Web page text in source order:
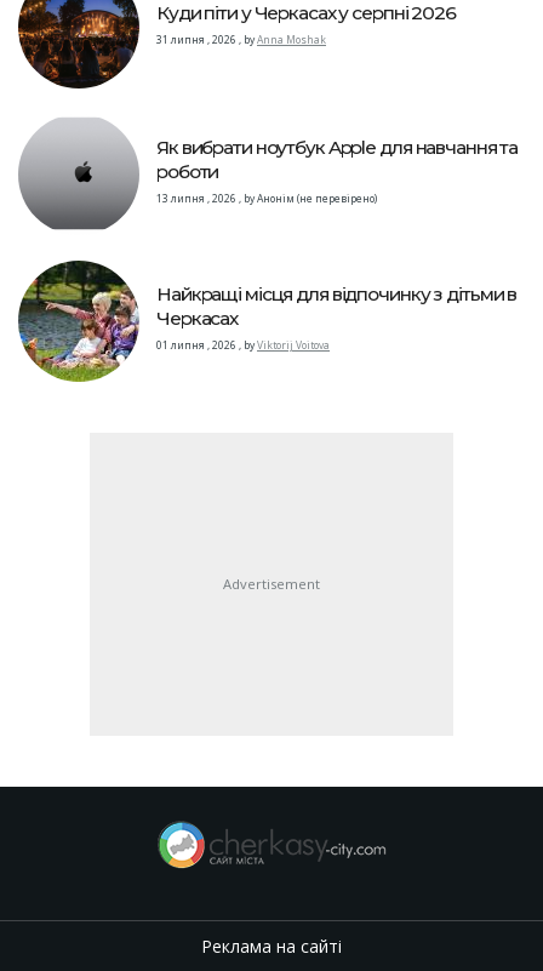
Куди піти у Черкасах у серпні 2026
31 липня , 2026 , byAnna Moshak
Як вибрати ноутбук Apple для навчання та
роботи
13 липня , 2026 , byАнонім (не перевірено)
Найкращі місця для відпочинку з дітьми в
Черкасах
01 липня , 2026 , byViktorij Voitova
Advertisement
Реклама на сайті